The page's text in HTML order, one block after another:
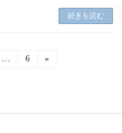
続きを読む
固
6 »